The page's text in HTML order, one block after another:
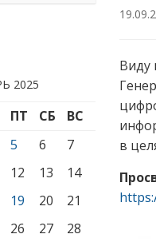
2025
ПТ СБ
ВС
5 6
7
12 13
14
19 20
21
26 27
28
Виду
в